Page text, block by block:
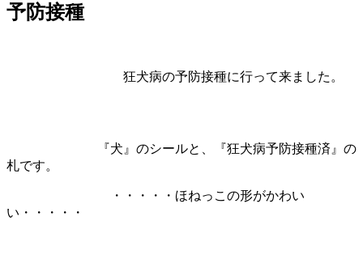
予防接種
狂犬病の予防接種に行って来ました。
『犬』のシールと、『狂犬病予防接種済』の
札です。
・・・・・ほねっこの形がかわい
い・・・・・